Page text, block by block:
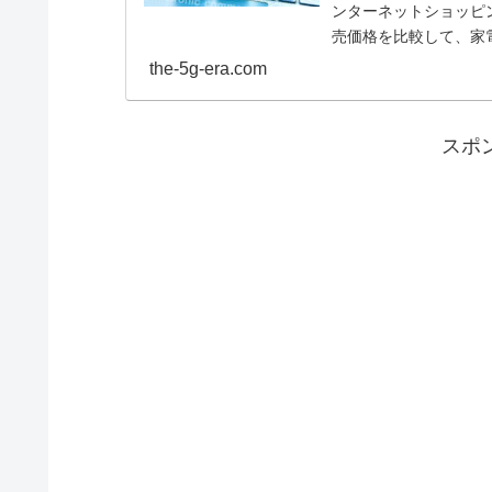
ンターネットショッ
売価格を比較して、家
the-5g-era.com
スポ